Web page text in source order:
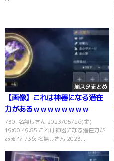
崩スタまとめ
【画像】これは神器になる潜在
力があるｗｗｗｗｗｗｗｗ
730: 名無しさん 2023/05/26(金)
19:00:49.85 これは神器になる潜在力が
ある?? 736: 名無しさん 2023...